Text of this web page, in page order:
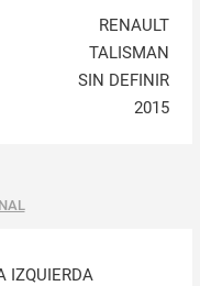
RENAULT
TALISMAN
SIN DEFINIR
2015
IZQUIERDA